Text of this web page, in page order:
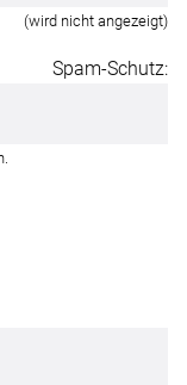
(wird nicht angezeigt)
Spam-Schutz: